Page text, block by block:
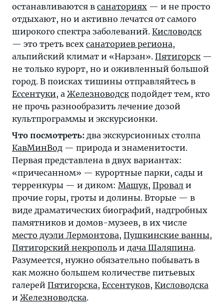
останавливаются в санаториях — и не просто
отдыхают, но и активно лечатся от самого
широкого спектра заболеваний. Кисловодск
— это треть всех санаториев региона,
альпийский климат и «Нарзан». Пятигорск—
не только курорт, но и оживленный большой
город. В поисках тишины отправляйтесь в
Ессентуки, а Железноводскподойдет тем, кто
не прочь разнообразить лечение дозой
культпрограммы и экскурсионки.
Что посмотреть: два экскурсионных столпа
КавМинВод — природа и знаменитости.
Первая представлена в двух вариантах:
«причесанном» — курортные парки, сады и
терренкуры — и диком: Машук, Провал и
прочие горы, гроты и долины. Вторые — в
виде драматических биографий, надгробных
памятников и домов-музеев, в их числе
место дуэли Лермонтова, Пушкинские ванны,
Пятигорский некрополь и дача Шаляпина.
Разумеется, нужно обязательно побывать в
как можно большем количестве питьевых
галерей Пятигорска, Ессентуков, Кисловодска
и Железноводска.